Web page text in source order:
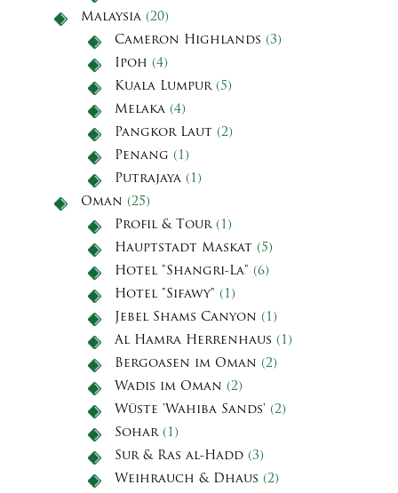
Malaysia (20)
Cameron Highlands (3)
Ipoh (4)
Kuala Lumpur(5)
Melaka (4)
Pangkor Laut (2)
Penang (1)
Putrajaya (1)
Oman (25)
Profil & Tour(1)
Hauptstadt Maskat (5)
Hotel "Shangri-La" (6)
Hotel "Sifawy" (1)
Jebel Shams Canyon (1)
Al Hamra Herrenhaus (1)
Bergoasen im Oman (2)
Wadis im Oman (2)
Wüste 'Wahiba Sands' (2)
Sohar(1)
Sur & Ras al-Hadd (3)
Weihrauch & Dhaus (2)